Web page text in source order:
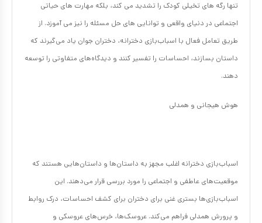
تنها رگه های تخیلی کودک را تشدید می کند، بلکه مهارت های حیاتی
اجتماعی در دنیای واقعی و توانایی های حل مسئله را نیز می آموزد. از
طریق تعامل فعال با اسباب‌بازی‌ دخترانه، دختران جوان یاد می‌گیرند که
داستان بسازند، احساسات را تفسیر کنند و دیدگاه‌های متفاوتی را توسعه
دهند.
هوش هیجانی و همدلی
اسباب‌بازی‌ دخترانه اغلب مجهز به داستان‌ها و داستان‌هایی هستند که
موقعیت‌های عاطفی و اجتماعی را مورد بررسی قرار می‌دهند. این
اسباب‌بازی‌ها بستری غنی برای دختران برای کشف احساسات، درک روابط
و پرورش همدلی فراهم می‌کند. عروسک‌ها، خرس‌های عروسکی و